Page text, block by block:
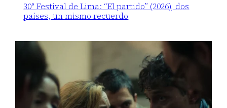
30° Festival de Lima: “El partido” (2026), dos
países, un mismo recuerdo